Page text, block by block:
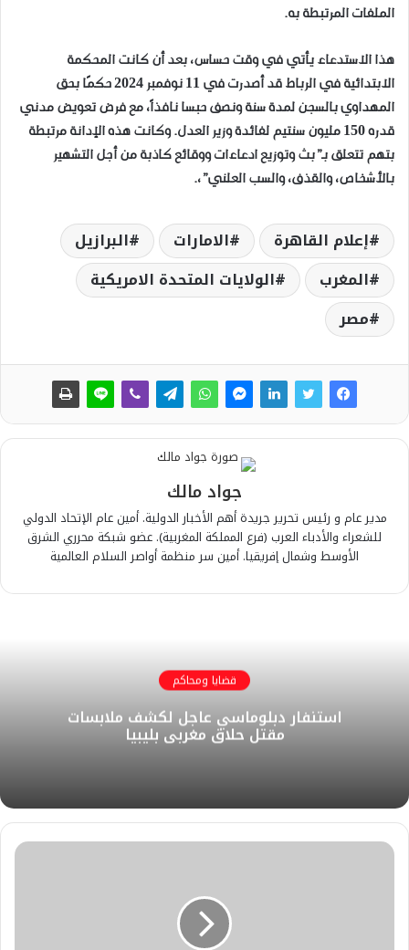
الملفات المرتبطة به.
هذا الاستدعاء يأتي في وقت حساس، بعد أن كانت المحكمة
الابتدائية في الرباط قد أصدرت في 11 نوفمبر 2024 حكمًا بحق
المهداوي بالسجن لمدة سنة ونصف حبسا نافذاً، مع فرض تعويض مدني
قدره 150 مليون سنتيم لفائدة وزير العدل. وكانت هذه الإدانة مرتبطة
بتهم تتعلق بـ”بث وتوزيع ادعاءات ووقائع كاذبة من أجل التشهير
بالأشخاص، والقذف، والسب العلني”،.
إعلام القاهرة الامارات
البرازيل
المغرب
الولايات المتحدة الامريكية
مصر
جواد مالك
مدير عام و رئيس تحرير جريدة أهم الأخبار الدولية. أمين عام الإتحاد الدولي
للشعراء والأدباء العرب (فرع المملكة المغربية). عضو شبكة محرري الشرق
الأوسط وشمال إفريقيا. أمين سر منظمة أواصر السلام العالمية
قضايا ومحاكم
استنفار دبلوماسي عاجل لكشف ملابسات
مقتل حلاق مغربي بليبيا